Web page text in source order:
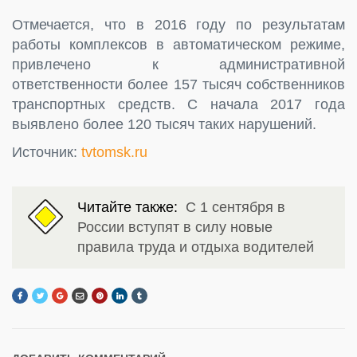
Отмечается, что в 2016 году по результатам
работы комплексов в автоматическом режиме,
привлечено к административной
ответственности более 157 тысяч собственников
транспортных средств. С начала 2017 года
выявлено более 120 тысяч таких нарушений.
Источник: tvtomsk.ru
Читайте также: С 1 сентября в
России вступят в силу новые
правила труда и отдыха водителей